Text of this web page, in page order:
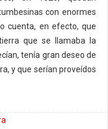
con enormes
cuenta, en efecto, que
que se llamaba la
tenía gran deseo de
y que serían proveídos